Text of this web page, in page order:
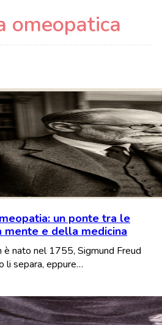
omeopatica
un ponte tra le
e della medicina
è nato nel 1755, Sigmund Freud
li separa, eppure…